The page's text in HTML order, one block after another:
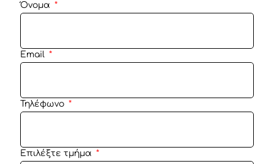
Όνομα
Email
Τηλέφωνο
Επιλέξτε τμήμα